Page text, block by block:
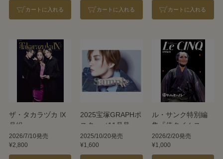
カートに入れる カートに入れる カートに入れる
ザ・タカラヅカ Ⅸ
月組
2026/7/10発売
¥2,800
2025宝塚GRAPHポ
スター（11月号）
鳳月杏A
2025/10/20発売
¥1,600
ル・サンク特別編
集『侍タイムスリ
ッパー』＜月組＞
2026/2/20発売
¥1,000